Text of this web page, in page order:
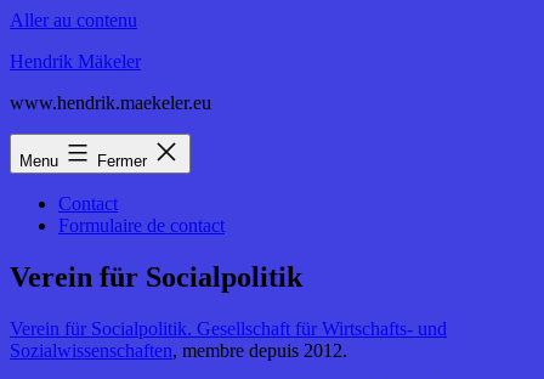
Aller au contenu
Hendrik Mäkeler
www.hendrik.maekeler.eu
Menu Fermer
Contact
Formulaire de contact
Verein für Socialpolitik
Verein für Socialpolitik. Gesellschaft für Wirtschafts- und
Sozialwissenschaften, membre depuis 2012.